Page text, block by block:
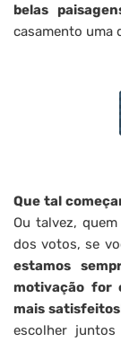
belas
casamento uma
Que tal
Ou talvez,
dos votos, se
estamos
motivação for
mais satisfeitos
escolher juntos